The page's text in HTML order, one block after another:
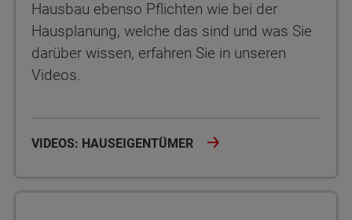
Hausbau ebenso Pflichten wie bei der
Hausplanung, welche das sind und was Sie
darüber wissen, erfahren Sie in unseren
Videos.
VIDEOS: HAUSEIGENTÜMER